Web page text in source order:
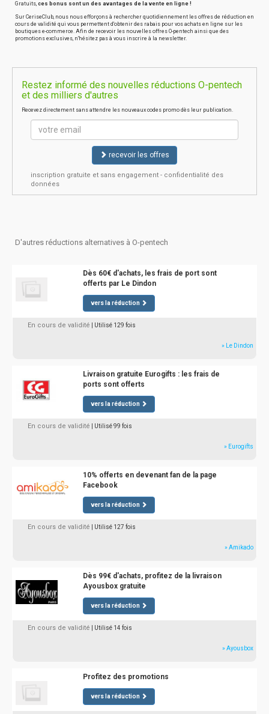
Gratuits, ces bonus sont un des avantages de la vente en ligne !
Sur CeriseClub, nous nous efforçons à rechercher quotidiennement les offres de réduction en
cours de validité qui vous permettent d'obtenir des rabais pour vos achats en ligne sur les
boutiques e-commerce. Afin de recevoir les nouvelles offres O-pentech ainsi que des
promotions exclusives, n'hésitez pas à vous inscrire à la newsletter.
Restez informé des nouvelles réductions O-pentech
et des milliers d'autres
Recevez directement sans attendre les nouveaux codes promo dès leur publication.
recevoir les offres
inscription gratuite et sans engagement - confidentialité des
données
D'autres réductions alternatives à O-pentech
Dès 60€ d'achats, les frais de port sont
offerts par Le Dindon
vers la réduction
En cours de validité | Utilisé 129 fois
» Le Dindon
Livraison gratuite Eurogifts : les frais de
ports sont offerts
vers la réduction
En cours de validité | Utilisé 99 fois
» Eurogifts
10% offerts en devenant fan de la page
Facebook
vers la réduction
En cours de validité | Utilisé 127 fois
» Amikado
Dès 99€ d'achats, profitez de la livraison
Ayousbox gratuite
vers la réduction
En cours de validité | Utilisé 14 fois
» Ayousbox
Profitez des promotions
vers la réduction